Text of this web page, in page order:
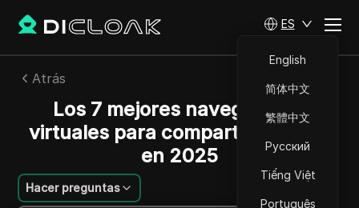
ES
English
简体中文
繁體中文
Русский
Tiếng Việt
Português
Atrás
Los 7 mejores navegadores
virtuales para compartir cuentas
en 2025
Hacer preguntas